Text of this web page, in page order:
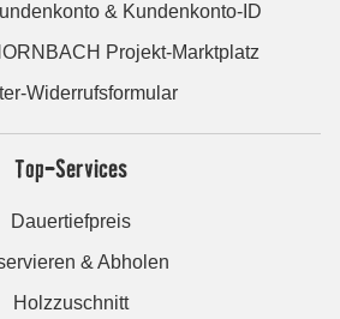
& Kundenkonto-ID
Projekt-Marktplatz
Widerrufsformular
Top-Services
Dauertiefpreis
& Abholen
Holzzuschnitt